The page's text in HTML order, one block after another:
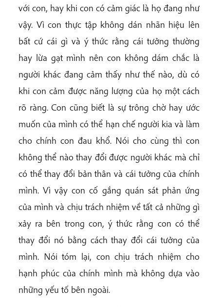
với con, hay khi con có cảm giác là họ đang như
vậy. Vì con thực tập không dán nhãn hiệu lên
bất cứ cái gì và ý thức rằng cái tưởng thường
hay lừa gạt mình nên con không dám chắc là
người khác đang cảm thấy như thế nào, dù có
khi con cảm được năng lượng của họ một cách
rõ ràng. Con cũng biết là sự trông chờ hay ước
muốn của mình có thể hạn chế người kia và làm
cho chính con đau khổ. Nói cho cùng thì con
không thể nào thay đổi được người khác mà chỉ
có thể thay đổi bản thân và cái tưởng của chính
mình. Vì vậy con cố gắng quán sát phản ứng
của mình và chịu trách nhiệm về tất cả những gì
xảy ra bên trong con, ý thức rằng con có thể
thay đổi nó bằng cách thay đổi cái tưởng của
mình. Nói tóm lại, con chịu trách nhiệm cho
hạnh phúc của chính mình mà không dựa vào
những yếu tố bên ngoài.